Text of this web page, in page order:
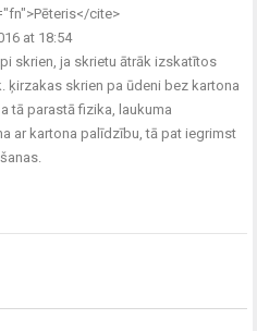
cite>
at 18:54
skrien, ja skrietu ātrāk izskatītos
ķirzakas skrien pa ūdeni bez kartona
tā parastā fizika, laukuma
ar kartona palīdzību, tā pat iegrimst